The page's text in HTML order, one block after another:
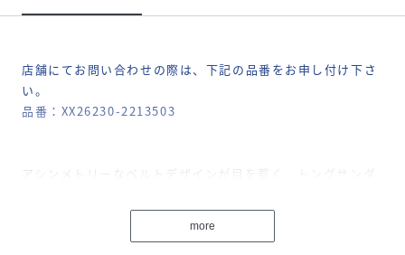
店舗にてお問い合わせの際は、下記の品番をお申し付け下さ
い。
品番：XX26230-2213503
アシンメトリーなベルトデザインが目を惹く、トングサンダ
more